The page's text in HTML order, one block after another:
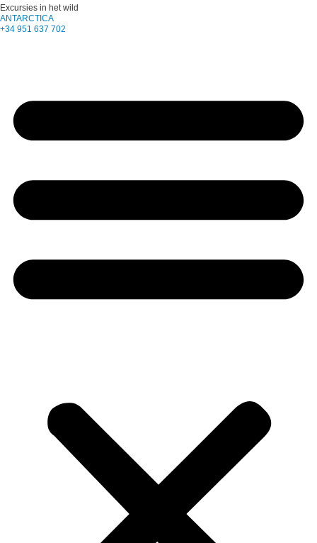
Excursies in het wild
ANTARCTICA
+34 951 637 702